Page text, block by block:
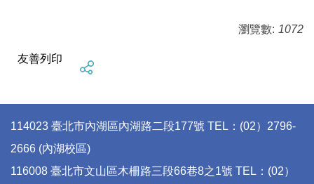
瀏覽數: 1072
友善列印
114023 臺北市內湖區內湖路二段177號 TEL：(02）2796-
2666 (內湖校區)
116008 臺北市文山區木柵路三段66巷8之1號 TEL：(02）